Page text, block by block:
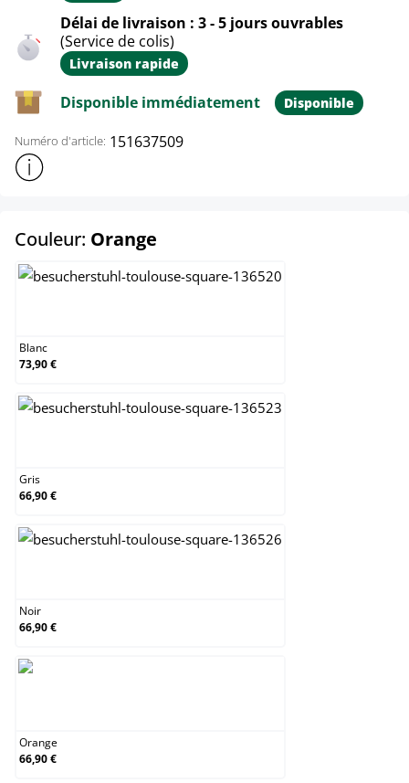
Délai de livraison : 3 - 5 jours ouvrables
(Service de colis)
Livraison rapide
Disponible immédiatement Disponible
Numéro d'article: 151637509
Afficher plus d'informations sur le produit
Couleur: Orange
Blanc
73,90 €
Gris
66,90 €
Noir
66,90 €
Orange
66,90 €